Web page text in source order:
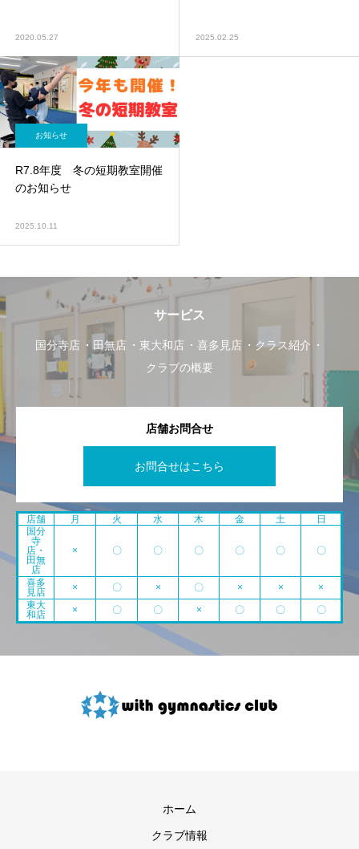
2020.05.27 2025.02.25
お知らせ
R7.8年度 冬の短期教室開催
のお知らせ
2025.10.11
サービス
国分寺店 田無店 東大和店 喜多見店
クラス紹介
クラブの概要
店舗お問合せ
お問合せはこちら
店舗 月 火 水 木 金 土
日
国分
寺
店・
田無
店
× 〇 〇 〇 〇 〇 〇
喜多
見店
× 〇 × 〇 × ×
×
東大
和店
× 〇 〇 × 〇 〇 〇
ホーム
クラブ情報